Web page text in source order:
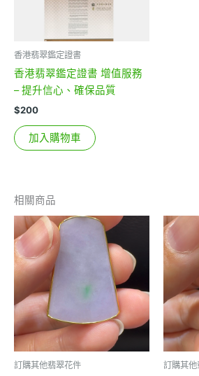
香港翡翠鑑定證書
香港翡翠鑑定證書 增值服務
– 提升信心、確保品質
$200
加入購物車
相關商品
訂購其他翡翠花件 訂購其